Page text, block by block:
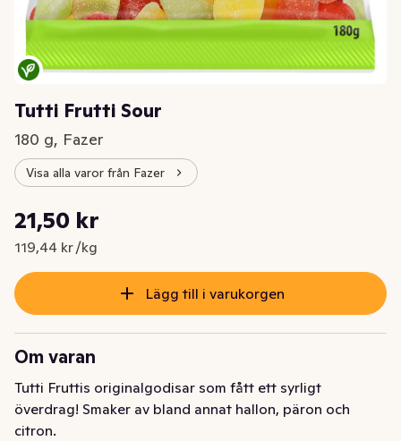
Tutti Frutti Sour
180 g, Fazer
Visa alla varor från Fazer
Nuvarande pris är: 21,50 kr
21,50 kr
119,44 kr /kg
Styckpris: 119,44 kr /kg
Lägg till i varukorgen
Om varan
Tutti Fruttis originalgodisar som fått ett syrligt
överdrag! Smaker av bland annat hallon, päron och
citron.